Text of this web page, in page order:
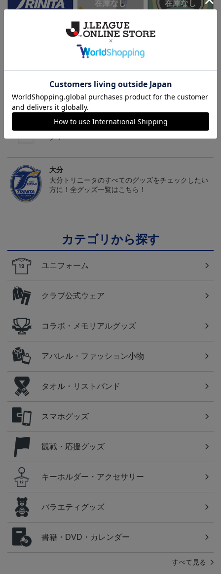
TRINITA LIGHT PARADE
ペンライト白（ニータンv
er.）
3,000円
トピックス
こだわりのデザインに注目！コラボグッズをチェッ
ク！
大分
大分トリニータのすべてのグッズをチェックしたい
方に！全グッズ一覧はこちら！
カテゴリから探す
ユニフォーム
クラブ公式ウェア
コラボ・メモリアルグッズ
アパレル・ファッション小物
タオル・リストバンド
スマホグッズ
観戦・応援グッズ
キーホルダー・アクセサリー
バラエティグッズ
書籍・DVD・カレンダー
すべて見る